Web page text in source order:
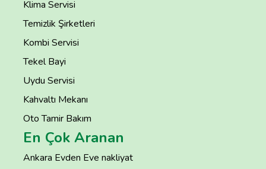
Klima Servisi
Temizlik Şirketleri
Kombi Servisi
Tekel Bayi
Uydu Servisi
Kahvaltı Mekanı
Oto Tamir Bakım
En Çok Aranan
Ankara Evden Eve nakliyat